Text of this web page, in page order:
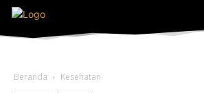
Beranda Kesehatan